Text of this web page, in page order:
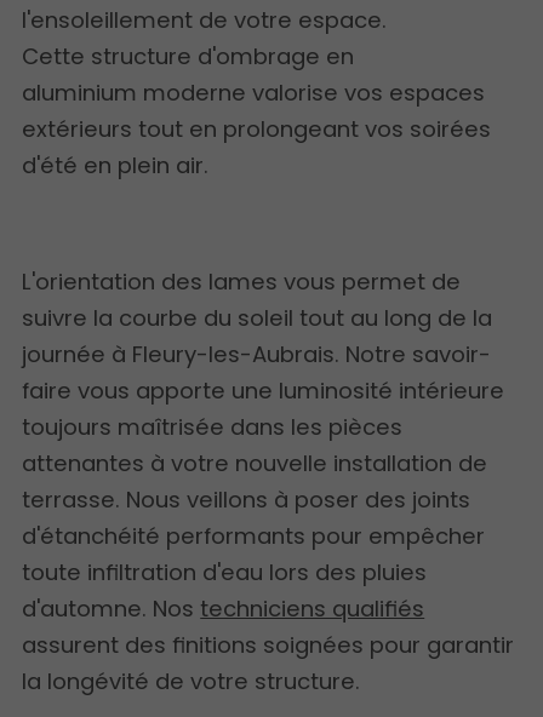
l'ensoleillement de votre espace.
Cette structure d'ombrage en
aluminium moderne valorise vos espaces
extérieurs tout en prolongeant vos soirées
d'été en plein air.
L'orientation des lames vous permet de
suivre la courbe du soleil tout au long de la
journée à Fleury-les-Aubrais. Notre savoir-
faire vous apporte une luminosité intérieure
toujours maîtrisée dans les pièces
attenantes à votre nouvelle installation de
terrasse. Nous veillons à poser des joints
d'étanchéité performants pour empêcher
toute infiltration d'eau lors des pluies
d'automne. Nos techniciens qualifiés
assurent des finitions soignées pour garantir
la longévité de votre structure.